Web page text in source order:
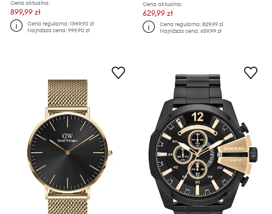
Cena aktualna:
899,99 zł
Cena regularna:1349,90 zł
Najniższa cena:999,90 zł
Cena aktualna:
629,99 zł
Cena regularna:829,99 zł
Najniższa cena:659,99 zł